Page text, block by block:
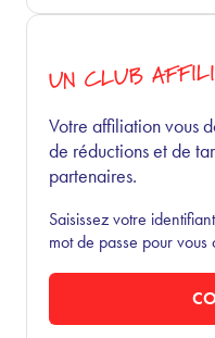
UN CLUB
Votre affiliation vous
de réductions et de
partenaires.
Saisissez votre
mot de passe pour vous